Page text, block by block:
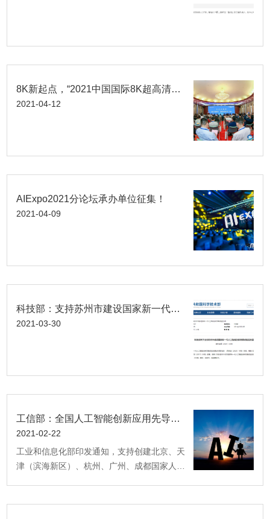
8K新起点，“2021中国国际8K超高清视频技术专业论坛”深圳隆重召开
2021-04-12
AIExpo2021分论坛承办单位征集！
2021-04-09
科技部：支持苏州市建设国家新一代人工智能创新发展试验区
2021-03-30
工信部：全国人工智能创新应用先导区增至8个 北京等5个城市加入
2021-02-22
工业和信息化部印发通知，支持创建北京、天
津（滨海新区）、杭州、广州、成都国家人工